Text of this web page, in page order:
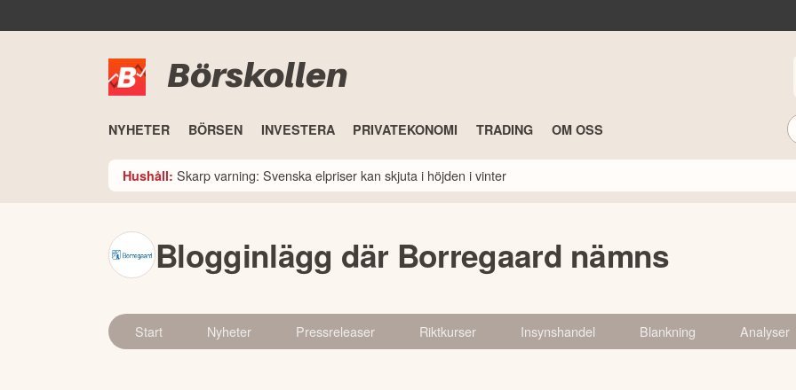
Börskollen
NYHETER BÖRSEN INVESTERA PRIVATEKONOMI TRADING OM OSS
Hushåll: Skarp varning: Svenska elpriser kan skjuta i höjden i vinter
Blogginlägg där Borregaard nämns
Start Nyheter Pressreleaser Riktkurser Insynshandel Blankning Analyser